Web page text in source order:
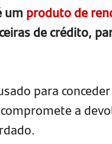
um produto de
de crédito,
para
a